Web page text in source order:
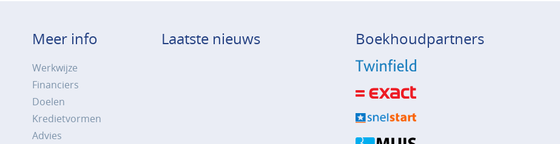
Meer info
Werkwijze
Financiers
Doelen
Kredietvormen
Advies
Laatste nieuws Boekhoudpartners